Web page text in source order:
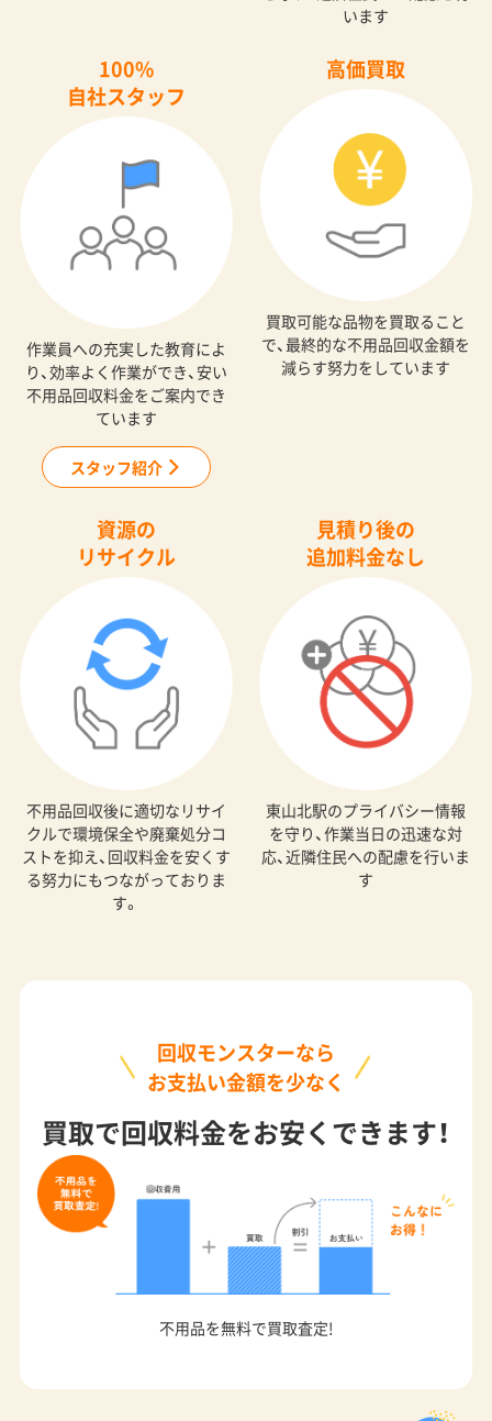
います
100%
自社スタッフ
作業員への充実した教育によ
り、効率よく作業ができ、安い
不用品回収料金をご案内でき
ています
スタッフ紹介
高価買取
買取可能な品物を買取ること
で、最終的な不用品回収金額を
減らす努力をしています
資源の
リサイクル
不用品回収後に適切なリサイ
クルで環境保全や廃棄処分コ
ストを抑え、回収料金を安くす
る努力にもつながっておりま
す。
見積り後の
追加料金なし
東山北駅のプライバシー情報
を守り、作業当日の迅速な対
応、近隣住民への配慮を行いま
す
回収モンスターなら
お支払い金額を少なく
買取で回収料金をお安くできます！
不用品を無料で買取査定!